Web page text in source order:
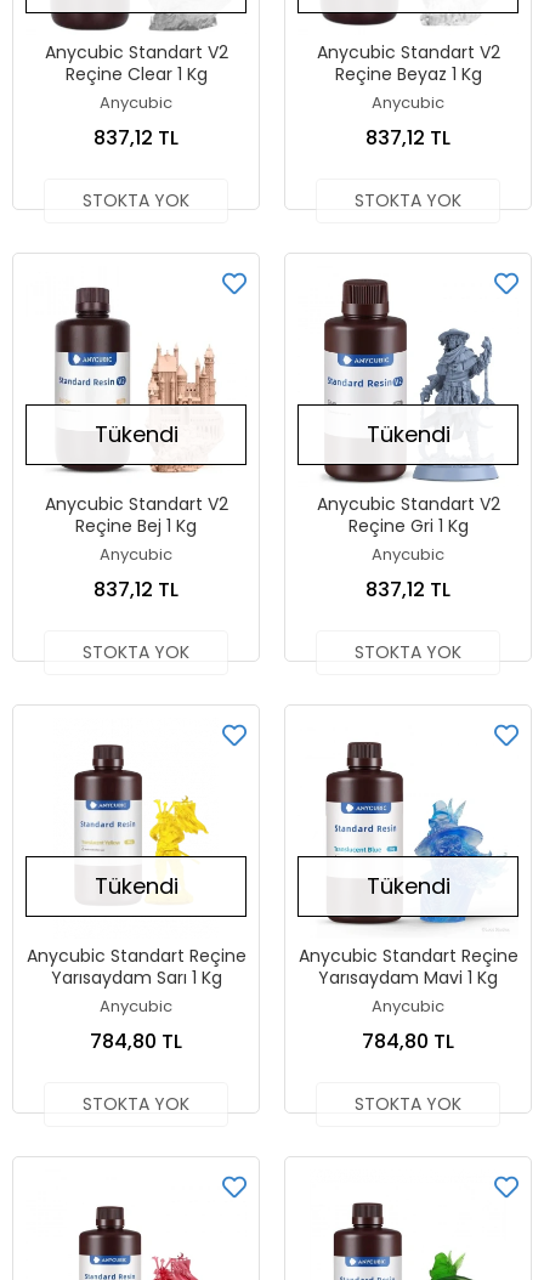
Anycubic Standart V2
Reçine Clear 1 Kg
Anycubic
837,12 TL
STOKTA YOK
Anycubic Standart V2
Reçine Beyaz 1 Kg
Anycubic
837,12 TL
STOKTA YOK
Tükendi
Anycubic Standart V2
Reçine Bej 1 Kg
Anycubic
837,12 TL
STOKTA YOK
Tükendi
Anycubic Standart V2
Reçine Gri 1 Kg
Anycubic
837,12 TL
STOKTA YOK
Tükendi
Anycubic Standart Reçine
Yarısaydam Sarı 1 Kg
Anycubic
784,80 TL
STOKTA YOK
Tükendi
Anycubic Standart Reçine
Yarısaydam Mavi 1 Kg
Anycubic
784,80 TL
STOKTA YOK